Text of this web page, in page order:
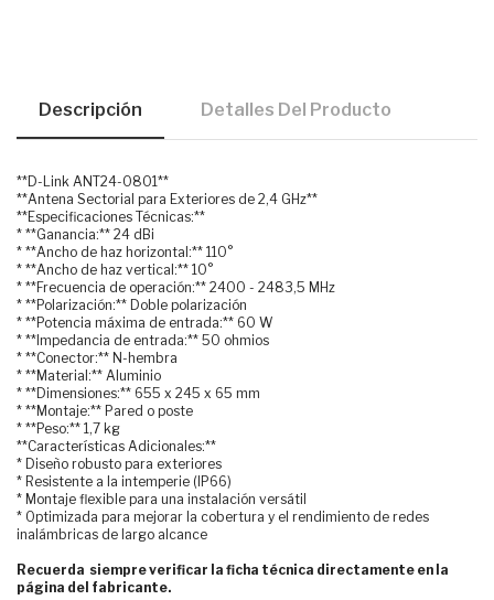
Descripción Detalles Del Producto
**D-Link ANT24-0801**
**Antena Sectorial para Exteriores de 2,4 GHz**
**Especificaciones Técnicas:**
* **Ganancia:** 24 dBi
* **Ancho de haz horizontal:** 110°
* **Ancho de haz vertical:** 10°
* **Frecuencia de operación:** 2400 - 2483,5 MHz
* **Polarización:** Doble polarización
* **Potencia máxima de entrada:** 60 W
* **Impedancia de entrada:** 50 ohmios
* **Conector:** N-hembra
* **Material:** Aluminio
* **Dimensiones:** 655 x 245 x 65 mm
* **Montaje:** Pared o poste
* **Peso:** 1,7 kg
**Características Adicionales:**
* Diseño robusto para exteriores
* Resistente a la intemperie (IP66)
* Montaje flexible para una instalación versátil
* Optimizada para mejorar la cobertura y el rendimiento de redes
inalámbricas de largo alcance
Recuerda siempre verificar la ficha técnica directamente en la
página del fabricante.